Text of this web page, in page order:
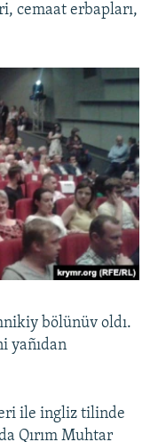
cemaat erbapları,
bölünüv oldı.
yañıdan
ile ingliz tilinde
Qırım Muhtar